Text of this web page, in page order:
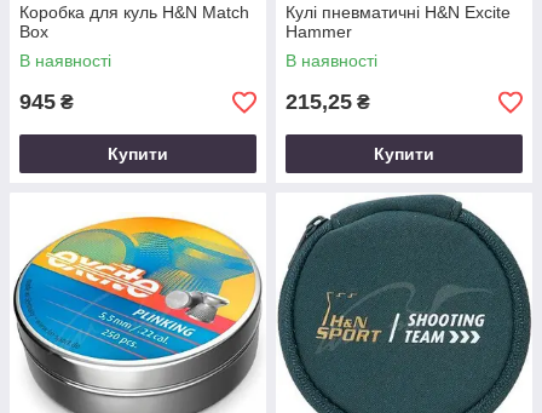
Коробка для куль H&N Match
Box
В наявності
945 ₴
Купити
Кулі пневматичні H&N Excite
Hammer
В наявності
215,25 ₴
Купити